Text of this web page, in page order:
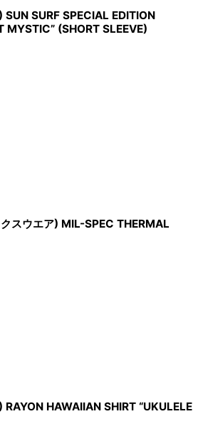
SUN SURF SPECIAL EDITION
MYSTIC” (SHORT SLEEVE)
スウエア) MIL-SPEC THERMAL
RAYON HAWAIIAN SHIRT “UKULELE